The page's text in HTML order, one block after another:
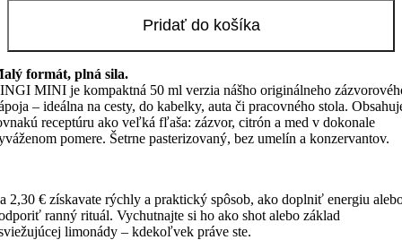
Pridať do košíka
formát, plná sila.
MINI je kompaktná 50 ml verzia nášho originálneho
– ideálna na cesty, do kabelky, auta či pracovného stola.
receptúru ako veľká fľaša: zázvor, citrón a med v dokonale
pomere. Šetrne pasterizovaný, bez umelín a konzervantov.
2,30 € získavate rýchly a praktický spôsob, ako doplniť energiu
ranný rituál. Vychutnajte si ho ako shot alebo základ
limonády – kdekoľvek práve ste.